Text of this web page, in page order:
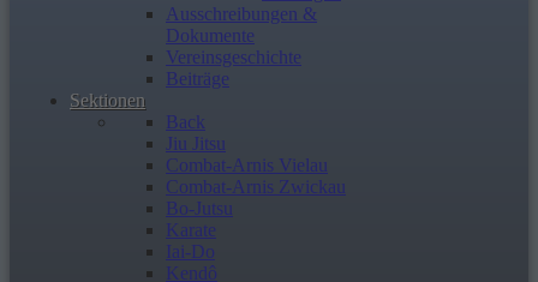
Ausschreibungen &
Dokumente
Vereinsgeschichte
Beiträge
Sektionen
Back
Jiu Jitsu
Combat-Arnis Vielau
Combat-Arnis Zwickau
Bo-Jutsu
Karate
Iai-Do
Kendô